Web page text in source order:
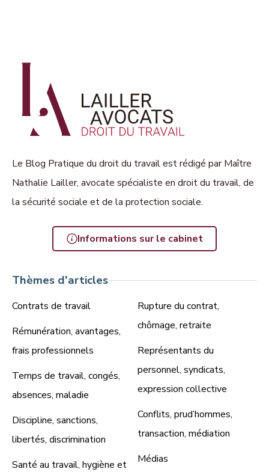
Le Blog Pratique du droit du travail est rédigé par Maître
Nathalie Lailler, avocate spécialiste en droit du travail, de
la sécurité sociale et de la protection sociale.
Informations sur le cabinet
Thèmes d'articles
Contrats de travail
Rémunération, avantages,
frais professionnels
Temps de travail, congés,
absences, maladie
Discipline, sanctions,
libertés, discrimination
Santé au travail, hygiène et
Rupture du contrat,
chômage, retraite
Représentants du
personnel, syndicats,
expression collective
Conflits, prud’hommes,
transaction, médiation
Médias